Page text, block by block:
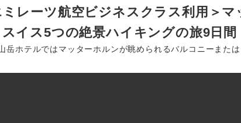
ミレーツ航空ビジネスクラス利用＞
スイス5つの絶景ハイキングの旅9日間
岳ホテルではマッターホルンが眺められるバルコニーまた